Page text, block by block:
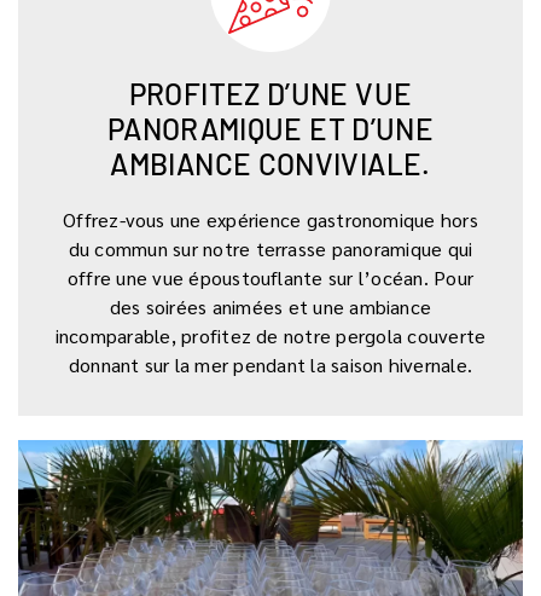
PROFITEZ D’UNE VUE
PANORAMIQUE ET D’UNE
AMBIANCE CONVIVIALE.
Offrez-vous une expérience gastronomique hors
du commun sur notre terrasse panoramique qui
offre une vue époustouflante sur l’océan. Pour
des soirées animées et une ambiance
incomparable, profitez de notre pergola couverte
donnant sur la mer pendant la saison hivernale.